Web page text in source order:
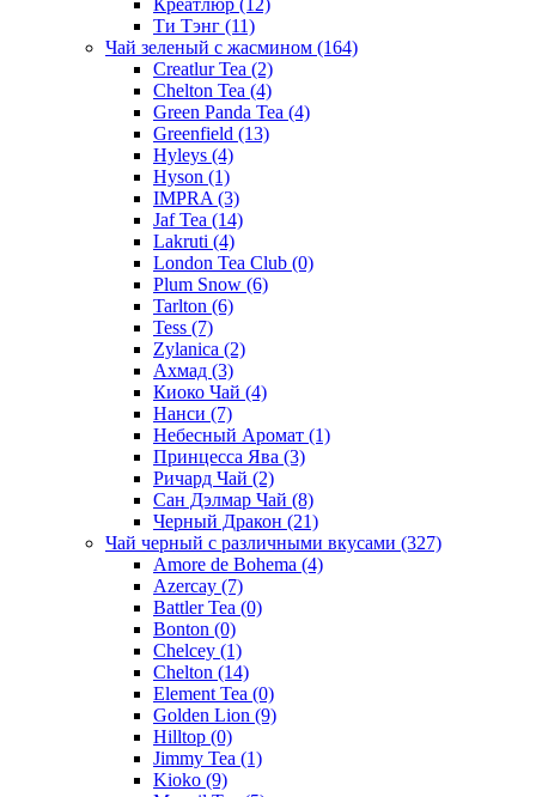
Ти Тэнг (11)
Чай зеленый с жасмином (164)
Creatlur Tea (2)
Chelton Tea (4)
Green Panda Tea (4)
Greenfield (13)
Hyleys (4)
Hyson (1)
IMPRA (3)
Jaf Tea (14)
Lakruti (4)
London Tea Club (0)
Plum Snow (6)
Tarlton (6)
Tess (7)
Zylanica (2)
Ахмад (3)
Киоко Чай (4)
Нанси (7)
Небесный Аромат (1)
Принцесса Ява (3)
Ричард Чай (2)
Сан Дэлмар Чай (8)
Черный Дракон (21)
Чай черный с различными вкусами (327)
Amore de Bohema (4)
Azercay (7)
Battler Tea (0)
Bonton (0)
Chelcey (1)
Chelton (14)
Element Tea (0)
Golden Lion (9)
Hilltop (0)
Jimmy Tea (1)
Kioko (9)